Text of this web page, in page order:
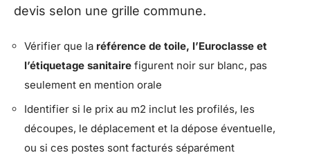
devis selon une grille commune.
Vérifier que la référence de toile, l’Euroclasse et
l’étiquetage sanitaire figurent noir sur blanc, pas
seulement en mention orale
Identifier si le prix au m2 inclut les profilés, les
découpes, le déplacement et la dépose éventuelle,
ou si ces postes sont facturés séparément